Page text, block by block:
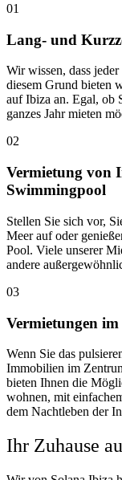
01
Lang- und
Wir wissen, dass
diesem Grund bieten
auf Ibiza an. Egal, ob
ganzes Jahr mieten
02
Vermietung von
Swimmingpool
Stellen Sie sich vor,
Meer auf oder
Pool. Viele unserer
andere
03
Vermietungen
Wenn Sie das
Immobilien im
bieten Ihnen die
wohnen, mit
dem Nachtleben der
Ihr Zuhause